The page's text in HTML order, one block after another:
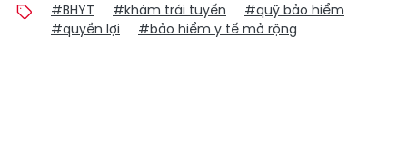
#BHYT #khám trái tuyến
#quỹ bảo hiểm
#quyền lợi
#bảo hiểm y tế mở rộng